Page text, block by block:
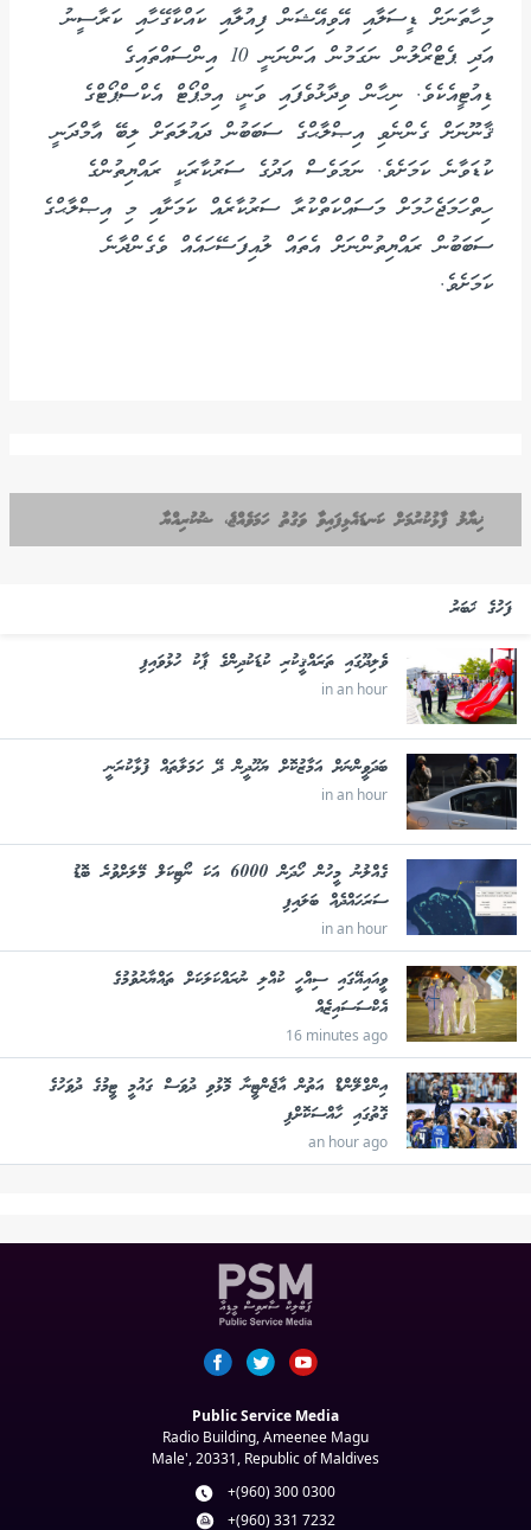
މިހާތަނަށް ޑީސަލާއި އޭވިއޭޝަން ފިއުލާއި ކައްކާގޭހާއި ކަރާސީނު
އަދި ޕެޓްރޯލުން ނަގަމުން އަންނަނީ 10 އިންސައްތައިގެ
ޑިއުޓީއެކެވެ. ނިހާން ވިދާޅުވެފައި ވަނީ، އިމްޕޯޓް އެކްސްޕޯޓްގެ
ޤާނޫނަށް ގެންނެވި އިޞްލާޙްގެ ސަބަބުން ދައުލަތަށް ލިބޭ އާމްދަނީ
ކުޑަވާނެ ކަމަށެވެ. ނަމަވެސް އަދުގެ ސަރުކާރަކީ ރައްޔިތުންގެ
ހިތްހަމަޖެހުމަށް މަސައްކަތްކުރާ ސަރުކާރެއް ކަމަށާއި މި އިޞްލާޙްގެ
ސަބަބުން ރައްޔިތުންނަށް އެތައް ލުއިފަސޭހައެއް ވެގެންދާނެ
ކަމަށެވެ.
ޚިޔާލު ފާޅުކުރުމަށް ކަނޑައެޅިފައިވާ ވަގުތު ހަމަވެއްޖެ، ޝުކުރިއްޔާ
ފަހުގެ ޚަބަރު
ވެލިދޫގައި ތަރައްޤީކުރި ކުޑަކުދިންގެ ޕާކު ހުޅުވައިފި
in an hour
ބަދަވީންނަށް އަމާޒުކޮށް ޔަހޫދީން ދޭ ހަމަލާތައް ފުޅާކުރަނީ
in an hour
ގެއްލުނު މީހުން ހޯދަން 6000 އަކަ ނޯޓިކަލް މޭލަށްވުރެ ބޮޑު
ސަރަހައްދެއް ބަލައިފި
in an hour
ވީއައިއޭގައި ސިއްހީ ކުއްލި ނުރައްކަލަކަށް ތައްޔާރުވުމުގެ
އެކްސަސައިޒެއް
16 minutes ago
އިންގްލޭންޑް އަތުން އާޖެންޓީނާ މޮޅުވި ދުވަސް ގައުމީ ޓީމުގެ ދުވަހުގެ
ގޮތުގައި ހާއްސަކޮށްފި
an hour ago
Public Service Media
Radio Building, Ameenee Magu
Male', 20331, Republic of Maldives
+(960) 300 0300
+(960) 331 7232